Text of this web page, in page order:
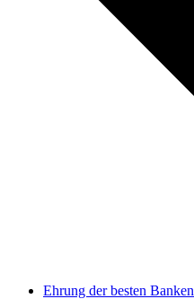
Ehrung der besten Banken